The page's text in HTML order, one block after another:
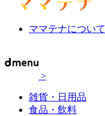
ママテナについて
>
雑貨・日用品
食品・飲料